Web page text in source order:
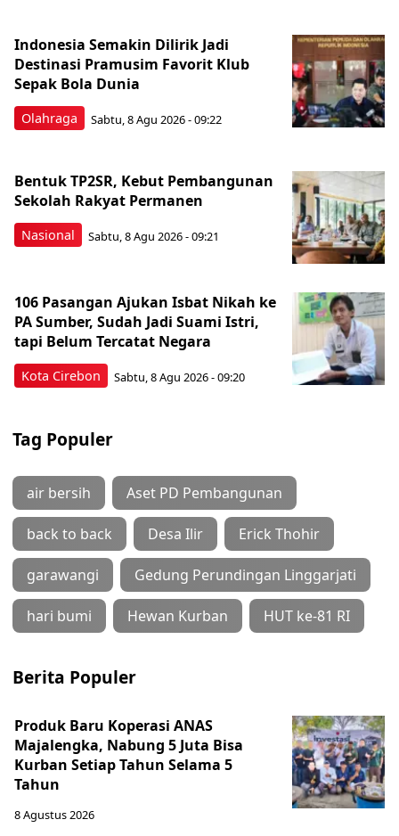
Olahraga
Indonesia Semakin Dilirik Jadi
Destinasi Pramusim Favorit Klub
Sepak Bola Dunia
Sabtu, 8 Agu 2026 - 09:22
Nasional
Bentuk TP2SR, Kebut Pembangunan
Sekolah Rakyat Permanen
Sabtu, 8 Agu 2026 - 09:21
Kota Cirebon
106 Pasangan Ajukan Isbat Nikah ke
PA Sumber, Sudah Jadi Suami Istri,
tapi Belum Tercatat Negara
Sabtu, 8 Agu 2026 - 09:20
Tag Populer
air bersih Aset PD Pembangunan
back to back Desa Ilir Erick Thohir
garawangi Gedung Perundingan Linggarjati
hari bumi Hewan Kurban HUT ke-81 RI
Berita Populer
Produk Baru Koperasi ANAS
Majalengka, Nabung 5 Juta Bisa
Kurban Setiap Tahun Selama 5
Tahun
8 Agustus 2026